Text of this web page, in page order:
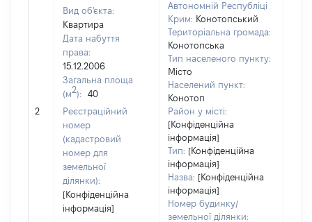
2
Вид об'єкта:
Квартира
Дата набуття
права:
15.12.2006
Загальна площа
(м2):
40
Реєстраційний
номер
(кадастровий
номер для
земельної
ділянки):
[Конфіденційна
інформація]
Автономній Республіці
Крим: Конотопський
Територіальна громада:
Конотопська
Тип населеного пункту:
Місто
Населений пункт:
Конотоп
Район у місті:
[Конфіденційна
інформація]
Тип: [Конфіденційна
інформація]
Назва: [Конфіденційна
інформація]
Номер будинку/
земельної ділянки: